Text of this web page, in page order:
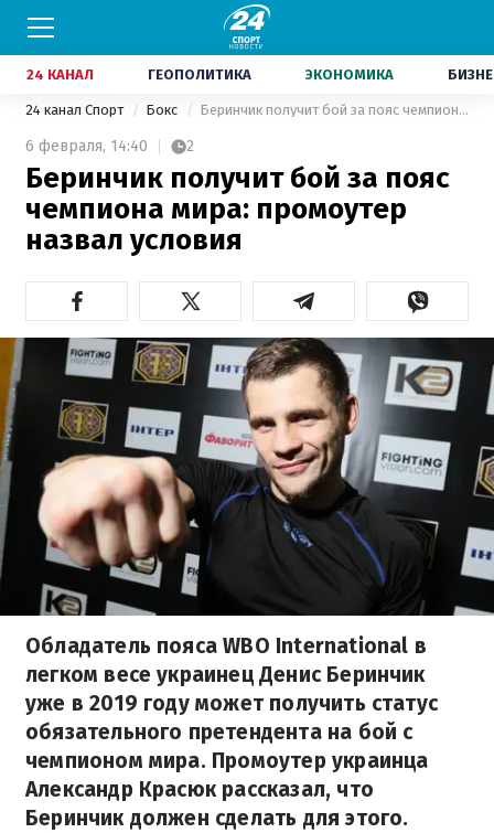
24 КАНАЛ ГЕОПОЛИТИКА ЭКОНОМИКА
24 канал Спорт Бокс Беринчик получит бой за пояс чемпиона мира: промоутер назвал условия
6 февраля, 14:40 2
Беринчик получит бой за пояс
чемпиона мира: промоутер
назвал условия
Обладатель пояса WBO International в
легком весе украинец Денис Беринчик
уже в 2019 году может получить статус
обязательного претендента на бой с
чемпионом мира. Промоутер украинца
Александр Красюк рассказал, что
Беринчик должен сделать для этого.